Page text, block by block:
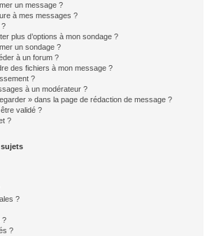
un message ?
à mes messages ?
?
plus d’options à mon sondage ?
un sondage ?
à un forum ?
des fichiers à mon message ?
?
à un modérateur ?
» dans la page de rédaction de message ?
validé ?
?
?
?
?